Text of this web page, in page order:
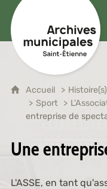
Accueil
Sport
entreprise de
Une
L'ASSE, en tant